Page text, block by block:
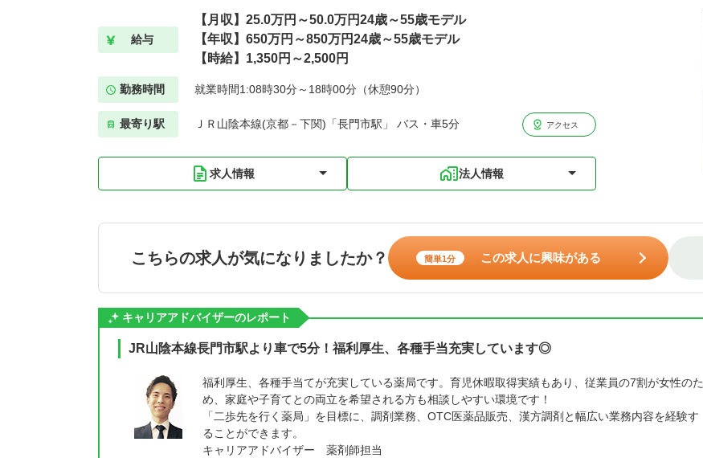
給与
【月収】25.0万円～50.0万円24歳～55歳モデル
【年収】650万円～850万円24歳～55歳モデル
【時給】1,350円～2,500円
勤務時間 就業時間1:08時30分～18時00分（休憩90分）
最寄り駅 ＪＲ山陰本線(京都－下関)「長門市駅」 バス・車5分 アクセス
求人情報 法人情報
こちらの求人が気になりましたか？ 簡単1分 この求人に興味がある
キャリアアドバイザーのレポート
JR山陰本線長門市駅より車で5分！福利厚生、各種手当充実しています◎
福利厚生、各種手当てが充実している薬局です。育児休暇取得実績もあり、従業員の7割が女性のた
め、家庭や子育てとの両立を希望される方も相談しやすい環境です！
「二歩先を行く薬局」を目標に、調剤業務、OTC医薬品販売、漢方調剤と幅広い業務内容を経験す
ることができます。
キャリアアドバイザー 薬剤師担当